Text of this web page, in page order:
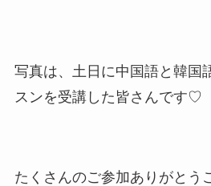
写真は、土日に中国語と韓国
スンを受講した皆さんです♡
たくさんのご参加ありがとう